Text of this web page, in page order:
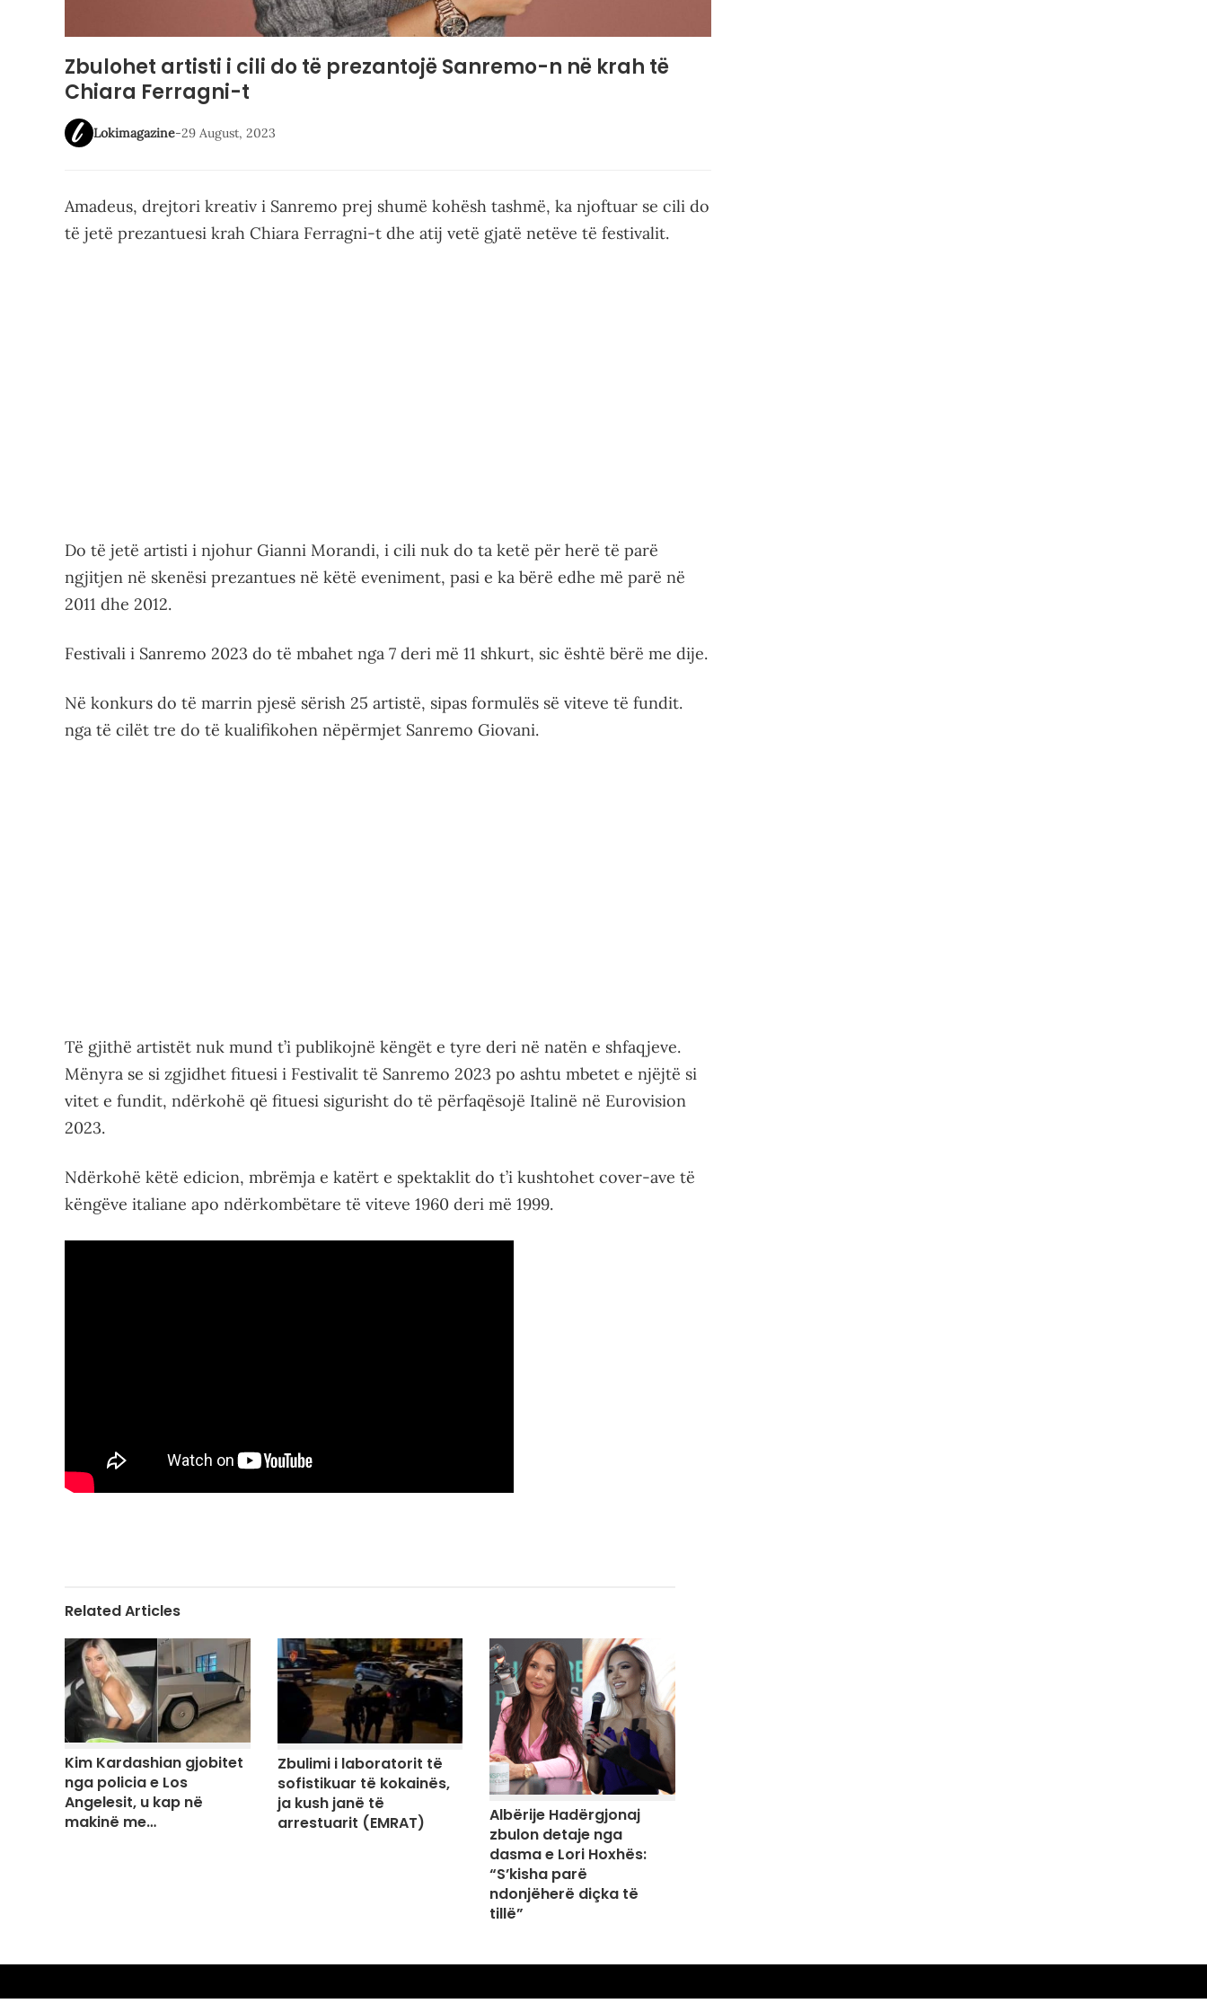
Zbulohet artisti i cili do të prezantojë Sanremo-n në krah të
Chiara Ferragni-t
Lokimagazine-29 August, 2023
Amadeus, drejtori kreativ i Sanremo prej shumë kohësh tashmë, ka njoftuar se cili do
të jetë prezantuesi krah Chiara Ferragni-t dhe atij vetë gjatë netëve të festivalit.
Do të jetë artisti i njohur Gianni Morandi, i cili nuk do ta ketë për herë të parë
ngjitjen në skenësi prezantues në këtë eveniment, pasi e ka bërë edhe më parë në
2011 dhe 2012.
Festivali i Sanremo 2023 do të mbahet nga 7 deri më 11 shkurt, sic është bërë me dije.
Në konkurs do të marrin pjesë sërish 25 artistë, sipas formulës së viteve të fundit.
nga të cilët tre do të kualifikohen nëpërmjet Sanremo Giovani.
Të gjithë artistët nuk mund t’i publikojnë këngët e tyre deri në natën e shfaqjeve.
Mënyra se si zgjidhet fituesi i Festivalit të Sanremo 2023 po ashtu mbetet e njëjtë si
vitet e fundit, ndërkohë që fituesi sigurisht do të përfaqësojë Italinë në Eurovision
2023.
Ndërkohë këtë edicion, mbrëmja e katërt e spektaklit do t’i kushtohet cover-ave të
këngëve italiane apo ndërkombëtare të viteve 1960 deri më 1999.
Related Articles
Kim Kardashian gjobitet
nga policia e Los
Angelesit, u kap në
makinë me…
Zbulimi i laboratorit të
sofistikuar të kokainës,
ja kush janë të
arrestuarit (EMRAT)
Albërije Hadërgjonaj
zbulon detaje nga
dasma e Lori Hoxhës:
“S’kisha parë
ndonjëherë diçka të
tillë”